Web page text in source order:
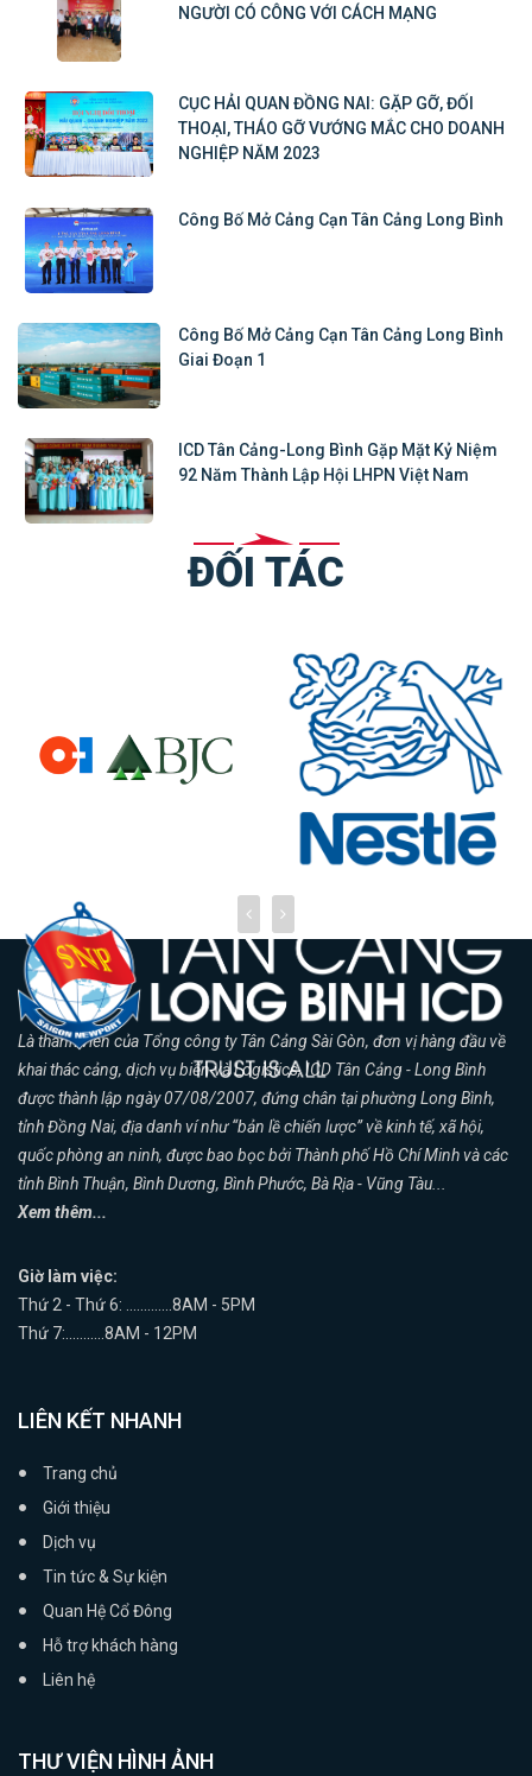
NGƯỜI CÓ CÔNG VỚI CÁCH MẠNG
CỤC HẢI QUAN ĐỒNG NAI: GẶP GỠ, ĐỐI
THOẠI, THÁO GỠ VƯỚNG MẮC CHO DOANH
NGHIỆP NĂM 2023
Công Bố Mở Cảng Cạn Tân Cảng Long Bình
Công Bố Mở Cảng Cạn Tân Cảng Long Bình
Giai Đoạn 1
ICD Tân Cảng-Long Bình Gặp Mặt Kỷ Niệm
92 Năm Thành Lập Hội LHPN Việt Nam
ĐỐI TÁC
Là thành viên của Tổng công ty Tân Cảng Sài Gòn, đơn vị hàng đầu về
khai thác cảng, dịch vụ biển và Logistics, ICD Tân Cảng - Long Bình
được thành lập ngày 07/08/2007, đứng chân tại phường Long Bình,
tỉnh Đồng Nai, địa danh ví như “bản lề chiến lược” về kinh tế, xã hội,
quốc phòng an ninh, được bao bọc bởi Thành phố Hồ Chí Minh và các
tỉnh Bình Thuận, Bình Dương, Bình Phước, Bà Rịa - Vũng Tàu...
Xem thêm...
Giờ làm việc:
Thứ 2 - Thứ 6: .............8AM - 5PM
Thứ 7:...........8AM - 12PM
LIÊN KẾT NHANH
Trang chủ
Giới thiệu
Dịch vụ
Tin tức & Sự kiện
Quan Hệ Cổ Đông
Hỗ trợ khách hàng
Liên hệ
THƯ VIỆN HÌNH ẢNH